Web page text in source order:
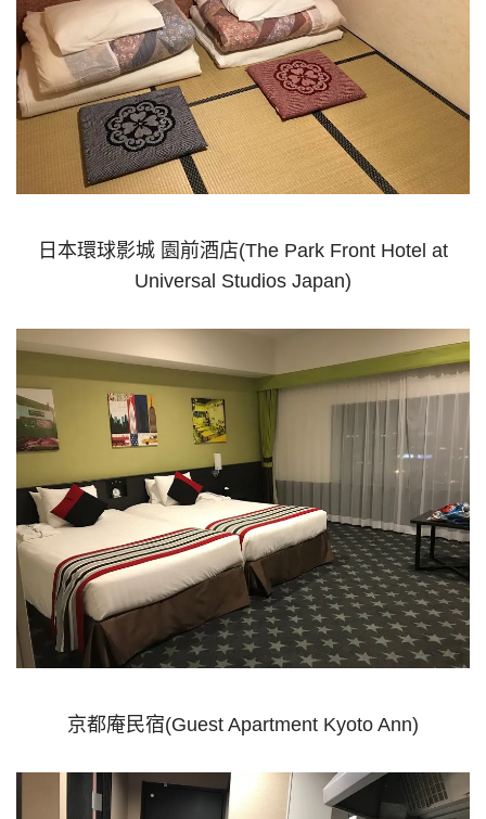
日本環球影城 園前酒店(The Park Front Hotel at
Universal Studios Japan)
京都庵民宿(Guest Apartment Kyoto Ann)